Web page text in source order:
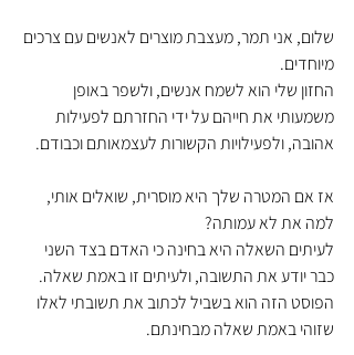
שלום, אני תמר, מעצבת מוצרים לאנשים עם צרכים
מיוחדים.
החזון שלי הוא לשמח אנשים, ולשפר באופן
משמעותי את חייהם על ידי החזרתם לפעילות
אהובה, ולפעילויות הקשורות לעצמאותם וכבודם.
אז אם המטרה שלך היא מוסרית, שואלים אותי,
למה את לא עמותה?
לעיתים השאלה היא בחינה כי האדם בצד השני
כבר יודע את התשובה, ולעיתים זו באמת שאלה.
הפוסט הזה הוא בשביל לכתוב את תשובתי לאלו
שזוהי באמת שאלה מבחינתם.